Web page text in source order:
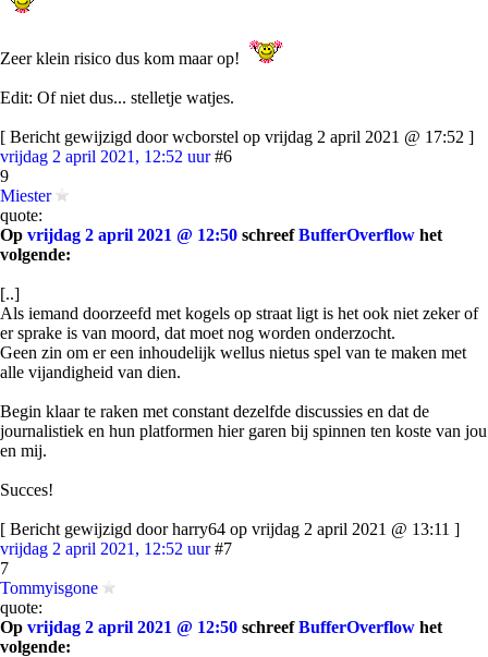
Zeer klein risico dus kom maar op!
Edit: Of niet dus... stelletje watjes.
[ Bericht gewijzigd door wcborstel op vrijdag 2 april 2021 @ 17:52 ]
vrijdag 2 april 2021, 12:52 uur #6
9
Miester
quote:
Op vrijdag 2 april 2021 @ 12:50 schreefBufferOverflow het
volgende:
[..]
Als iemand doorzeefd met kogels op straat ligt is het ook niet zeker of
er sprake is van moord, dat moet nog worden onderzocht.
Geen zin om er een inhoudelijk wellus nietus spel van te maken met
alle vijandigheid van dien.
Begin klaar te raken met constant dezelfde discussies en dat de
journalistiek en hun platformen hier garen bij spinnen ten koste van jou
en mij.
Succes!
[ Bericht gewijzigd door harry64 op vrijdag 2 april 2021 @ 13:11 ]
vrijdag 2 april 2021, 12:52 uur #7
7
Tommyisgone
quote:
Op vrijdag 2 april 2021 @ 12:50 schreefBufferOverflow het
volgende: